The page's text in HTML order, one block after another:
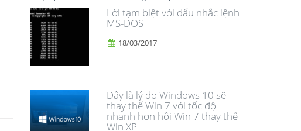
Lời tạm biệt với dấu nhắc lệnh
MS-DOS
18/03/2017
Đây là lý do Windows 10 sẽ
thay thế Win 7 với tốc độ
nhanh hơn hồi Win 7 thay thế
Win XP